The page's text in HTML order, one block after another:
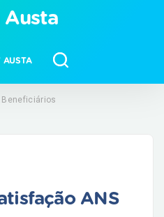
AUSTA
Austa
Beneficiários
ANS